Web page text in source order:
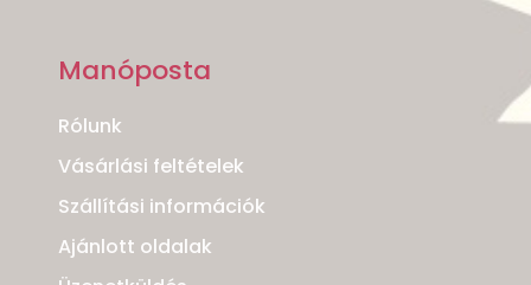
Manóposta
Rólunk
Vásárlási feltételek
Szállítási információk
Ajánlott oldalak